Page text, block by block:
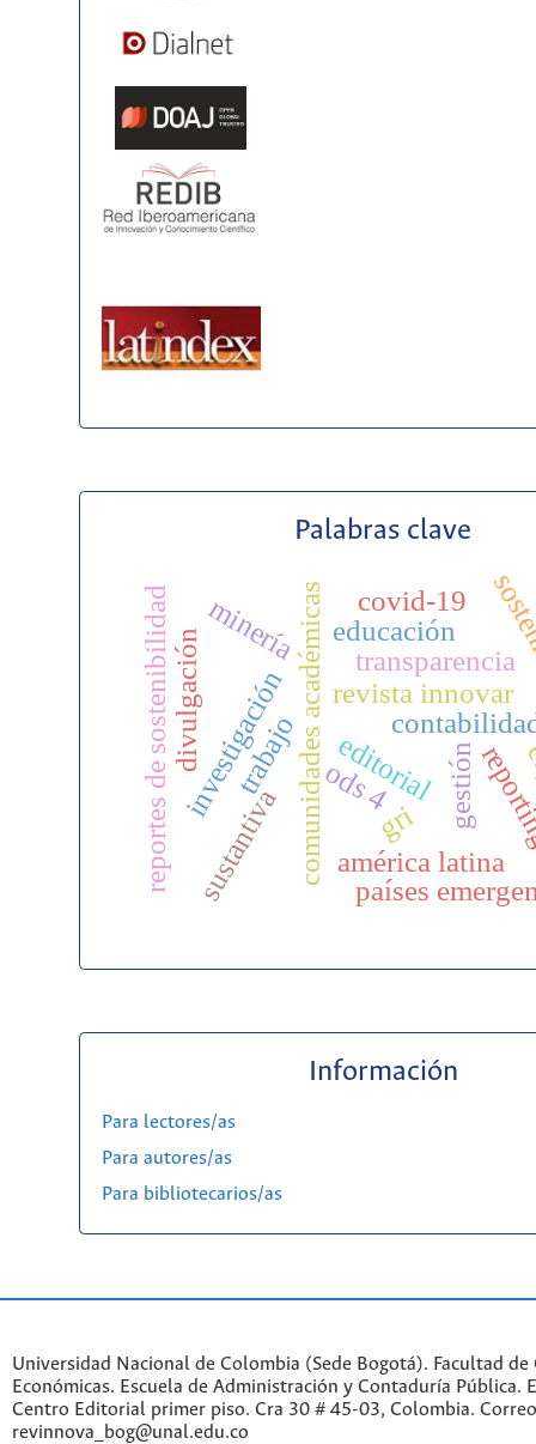
Palabras clave
comunidades académicas gestión
investigación revista innovar
editorial
américa latina
países
transparencia
minería educación
ods 4
covid-19
trabajo
divulgación
gri
sustantiva
reportes de sostenibilidad
Información
Para lectores/as
Para autores/as
Para bibliotecarios/as
Universidad Nacional de Colombia (Sede Bogotá). Facultad de
Económicas. Escuela de Administración y Contaduría Pública.
Centro Editorial primer piso. Cra 30 # 45-03, Colombia.
revinnova_bog@unal.edu.co